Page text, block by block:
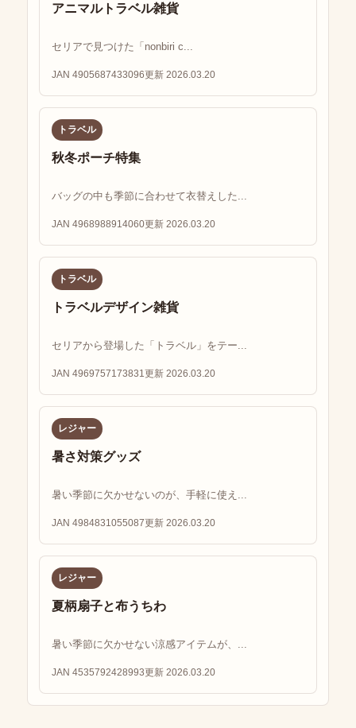
アニマルトラベル雑貨
セリアで見つけた「nonbiri c...
JAN 4905687433096更新 2026.03.20
トラベル
秋冬ポーチ特集
バッグの中も季節に合わせて衣替えした...
JAN 4968988914060更新 2026.03.20
トラベル
トラベルデザイン雑貨
セリアから登場した「トラベル」をテー...
JAN 4969757173831 更新 2026.03.20
レジャー
暑さ対策グッズ
暑い季節に欠かせないのが、手軽に使え...
JAN 4984831055087更新 2026.03.20
レジャー
夏柄扇子と布うちわ
暑い季節に欠かせない涼感アイテムが、...
JAN 4535792428993更新 2026.03.20